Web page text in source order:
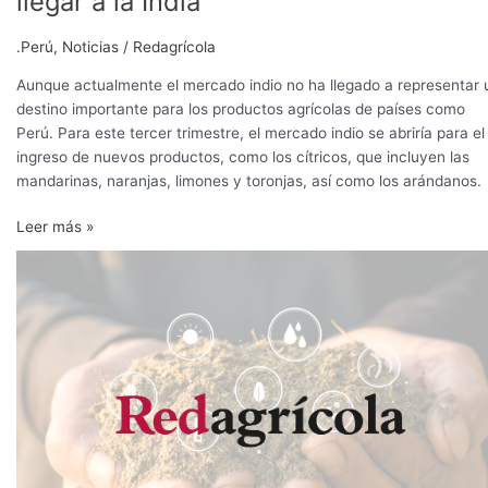
.Perú, Noticias / Redagrícola
Aunque actualmente el mercado indio no ha llegado a representar
destino importante para los productos agrícolas de países como
Perú. Para este tercer trimestre, el mercado indio se abriría para el
ingreso de nuevos productos, como los cítricos, que incluyen las
mandarinas, naranjas, limones y toronjas, así como los arándanos.
productos
listos
llegar
a
la
India
Leer más »
peruanos
contenedores
debido